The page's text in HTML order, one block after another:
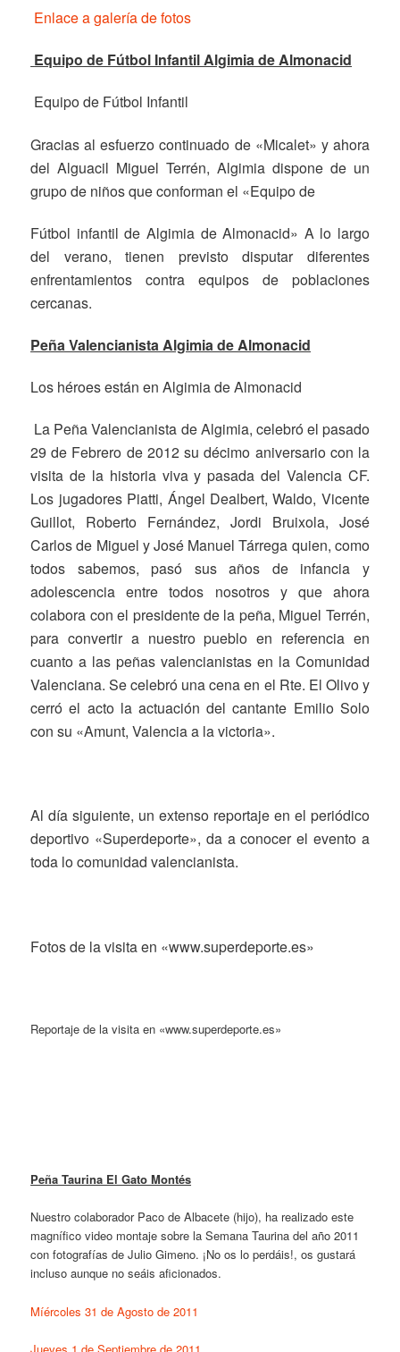
Enlace a galería de fotos
Equipo de Fútbol Infantil Algimia de Almonacid
Equipo de Fútbol Infantil
Gracias al esfuerzo continuado de «Micalet» y ahora
del Alguacil Miguel Terrén, Algimia dispone de un
grupo de niños que conforman el «Equipo de
Fútbol infantil de Algimia de Almonacid» A lo largo
del verano, tienen previsto disputar diferentes
enfrentamientos contra equipos de poblaciones
cercanas.
Peña Valencianista Algimia de Almonacid
Los héroes están en Algimia de Almonacid
La Peña Valencianista de Algimia, celebró el pasado
29 de Febrero de 2012 su décimo aniversario con la
visita de la historia viva y pasada del Valencia CF.
Los jugadores Piatti, Ángel Dealbert, Waldo, Vicente
Guillot, Roberto Fernández, Jordi Bruixola, José
Carlos de Miguel y José Manuel Tárrega quien, como
todos sabemos, pasó sus años de infancia y
adolescencia entre todos nosotros y que ahora
colabora con el presidente de la peña, Miguel Terrén,
para convertir a nuestro pueblo en referencia en
cuanto a las peñas valencianistas en la Comunidad
Valenciana. Se celebró una cena en el Rte. El Olivo y
cerró el acto la actuación del cantante Emilio Solo
con su «Amunt, Valencia a la victoria».
Al día siguiente, un extenso reportaje en el periódico
deportivo «Superdeporte», da a conocer el evento a
toda lo comunidad valencianista.
Fotos de la visita en «www.superdeporte.es»
Reportaje de la visita en «www.superdeporte.es»
Peña Taurina El Gato Montés
Nuestro colaborador Paco de Albacete (hijo), ha realizado este
magnífico video montaje sobre la Semana Taurina del año 2011
con fotografías de Julio Gimeno. ¡No os lo perdáis!, os gustará
incluso aunque no seáis aficionados.
Míércoles 31 de Agosto de 2011
Jueves 1 de Septiembre de 2011